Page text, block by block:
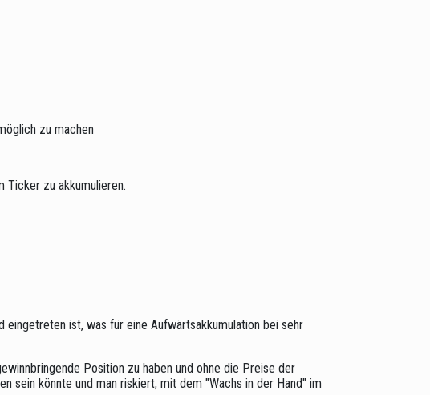
zu machen
Ticker zu akkumulieren.
ist, was für eine Aufwärtsakkumulation bei sehr
Position zu haben und ohne die Preise der
sein könnte und man riskiert, mit dem "Wachs in der Hand" im